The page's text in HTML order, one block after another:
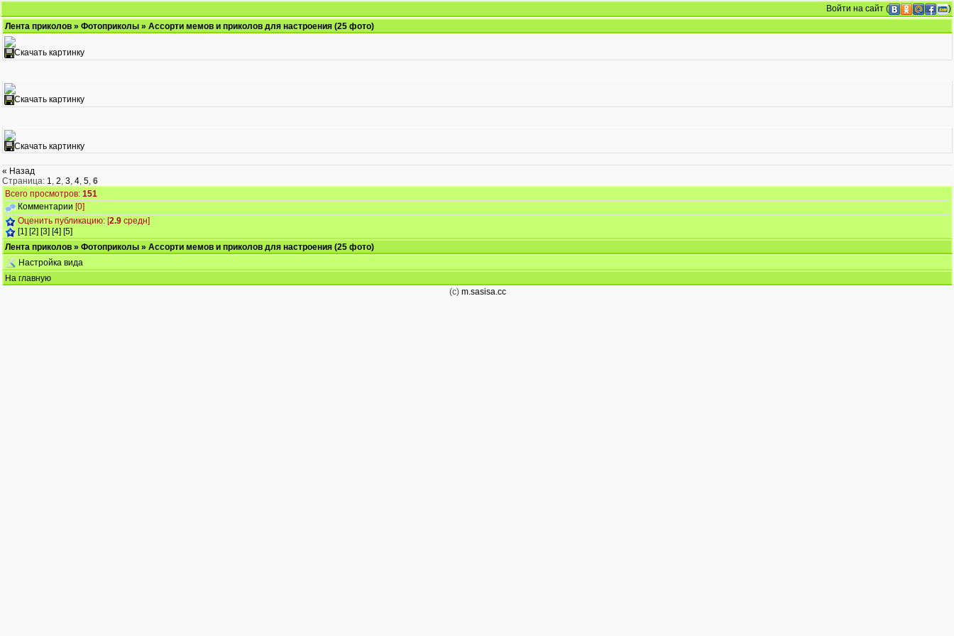
Войти на сайт (
)
Лента приколов » Фотоприколы » Ассорти мемов и приколов для настроения (25 фото)
Скачать картинку
Скачать картинку
Скачать картинку
« Назад
Страница: 1, 2, 3, 4, 5, 6
Всего просмотров: 151
Комментарии [0]
Оценить публикацию: [2.9 средн]
[1] [2] [3] [4] [5]
Лента приколов » Фотоприколы » Ассорти мемов и приколов для настроения (25 фото)
Настройка вида
На главную
(c) m.sasisa.cc